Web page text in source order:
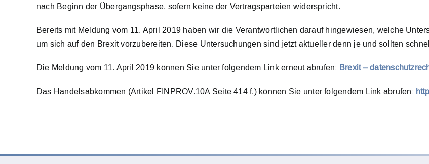
nach Beginn der Übergangsphase, sofern keine der Vertragsparteien widerspricht.
Bereits mit Meldung vom 11. April 2019 haben wir die Verantwortlichen darauf hingewiesen, welche
um sich auf den Brexit vorzubereiten. Diese Untersuchungen sind jetzt aktueller denn je und sollten
Die Meldung vom 11. April 2019 können Sie unter folgendem Link erneut abrufen: Brexit –
Das Handelsabkommen (Artikel FINPROV.10A Seite 414 f.) können Sie unter folgendem Link abrufen: